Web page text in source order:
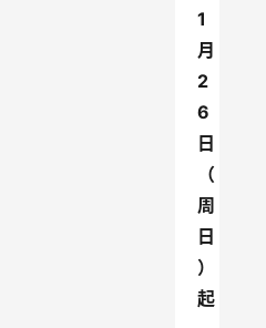
1
月
2
6
日
（
周
日
）
起